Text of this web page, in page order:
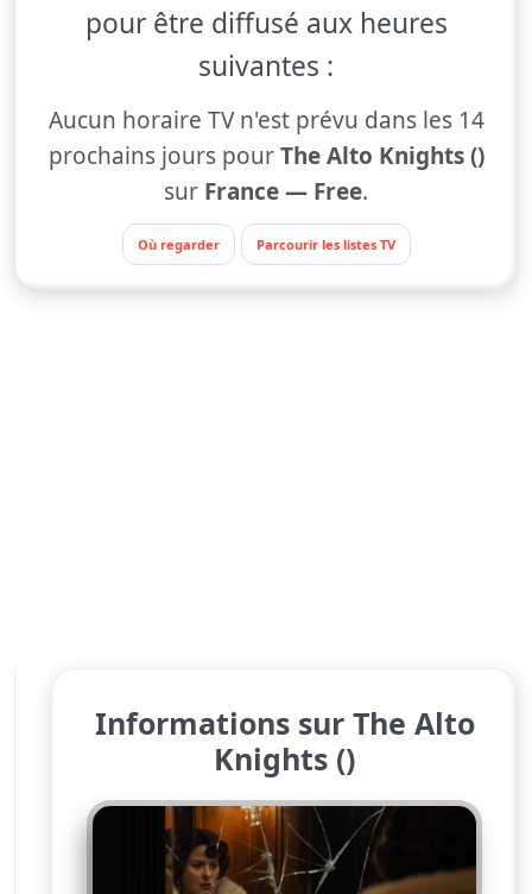
pour être diffusé aux heures
suivantes :
Aucun horaire TV n'est prévu dans les 14
prochains jours pourThe Alto Knights ()
sur France — Free.
Où regarder Parcourir les listes TV
Informations sur The Alto
Knights ()